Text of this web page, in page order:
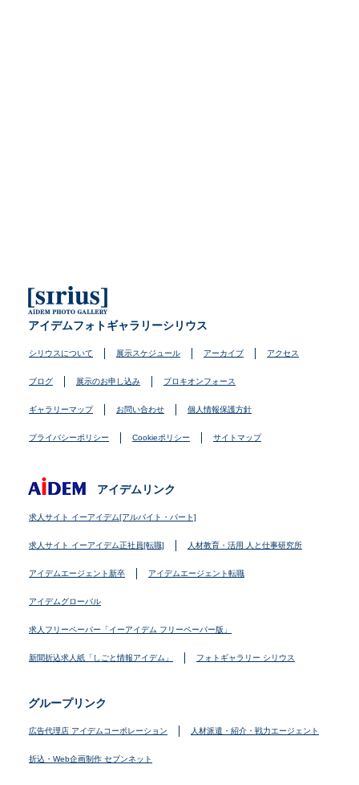
アイデムフォトギャラリーシリウス
シリウスについて 展示スケジュール アーカイブ アクセス
ブログ 展示のお申し込み プロキオンフォース
ギャラリーマップ お問い合わせ 個人情報保護方針
プライバシーポリシー Cookieポリシー サイトマップ
アイデムリンク
求人サイト イーアイデム[アルバイト・パート]
求人サイト イーアイデム正社員[転職] 人材教育・活用 人と仕事研究所
アイデムエージェント新卒 アイデムエージェント転職
アイデムグローバル
求人フリーペーパー「イーアイデム フリーペーパー版」
新聞折込求人紙「しごと情報アイデム」 フォトギャラリー シリウス
グループリンク
広告代理店 アイデムコーポレーション 人材派遣・紹介・戦力エージェント
折込・Web企画制作 セブンネット